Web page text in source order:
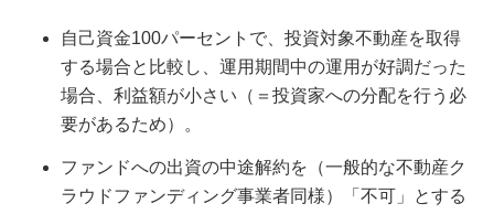
自己資金100パーセントで、投資対象不動産を取得
する場合と比較し、運用期間中の運用が好調だった
場合、利益額が小さい（＝投資家への分配を行う必
要があるため）。
ファンドへの出資の中途解約を（一般的な不動産ク
ラウドファンディング事業者同様）「不可」とする